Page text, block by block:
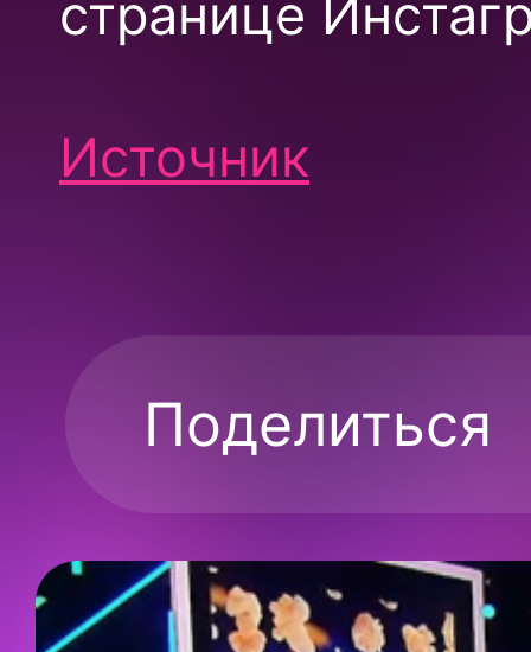
странице
Источник
Поделиться